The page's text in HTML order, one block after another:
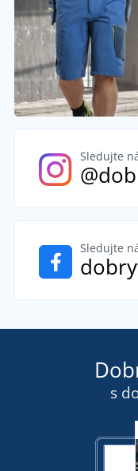
Sledujte
Sledujte
s